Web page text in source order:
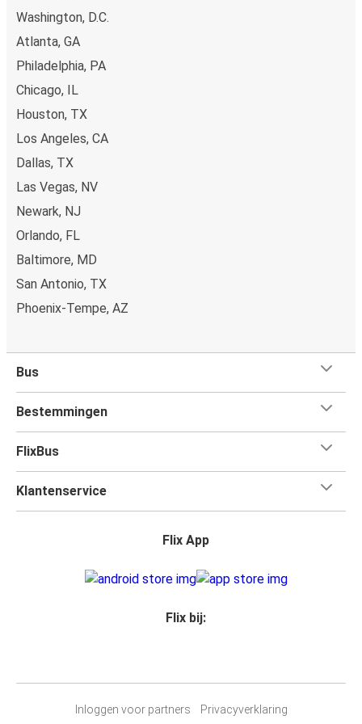
Washington, D.C.
Atlanta, GA
Philadelphia, PA
Chicago, IL
Houston, TX
Los Angeles, CA
Dallas, TX
Las Vegas, NV
Newark, NJ
Orlando, FL
Baltimore, MD
San Antonio, TX
Phoenix-Tempe, AZ
Bus
Bestemmingen
FlixBus
Klantenservice
Flix App
Flix bij:
Inloggen voor partners
Privacyverklaring